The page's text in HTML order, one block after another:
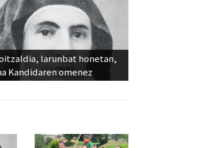
larunbat honetan,
Kandidaren omenez